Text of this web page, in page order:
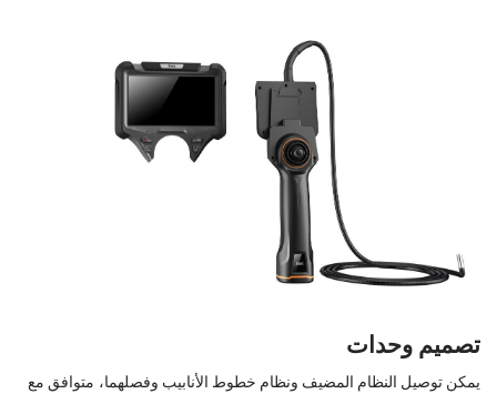
تصميم وحدات
يمكن توصيل النظام المضيف ونظام خطوط الأنابيب وفصلهما، متوافق مع